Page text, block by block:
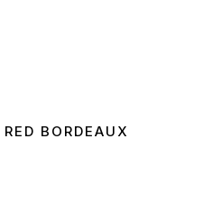
BORDEAUX